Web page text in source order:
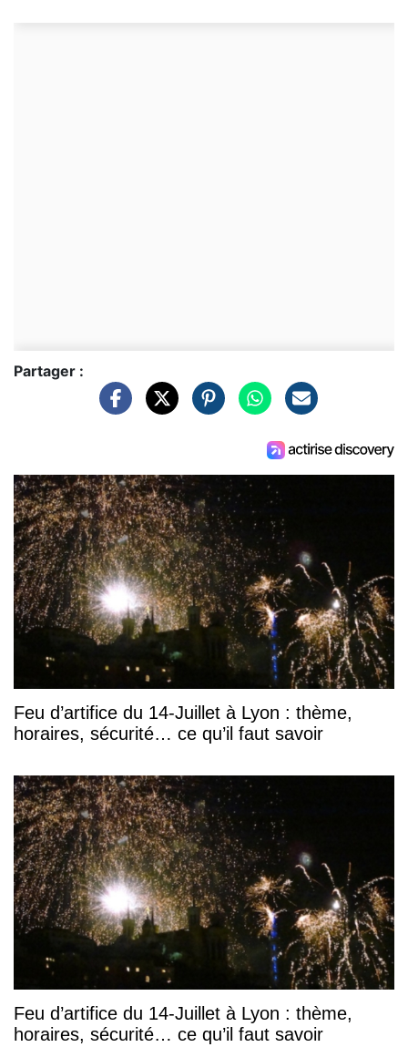
Partager :
Feu d’artifice du 14-Juillet à Lyon : thème,
horaires, sécurité… ce qu’il faut savoir
Feu d’artifice du 14-Juillet à Lyon : thème,
horaires, sécurité… ce qu’il faut savoir